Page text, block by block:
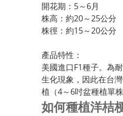
開花期：5～6月
株高：約20～25公分
株徑：約15～20公分
產品特性：
美國進口F1種子。為
生化現象，因此在台
植（4～6吋盆種植單
如何種植洋桔